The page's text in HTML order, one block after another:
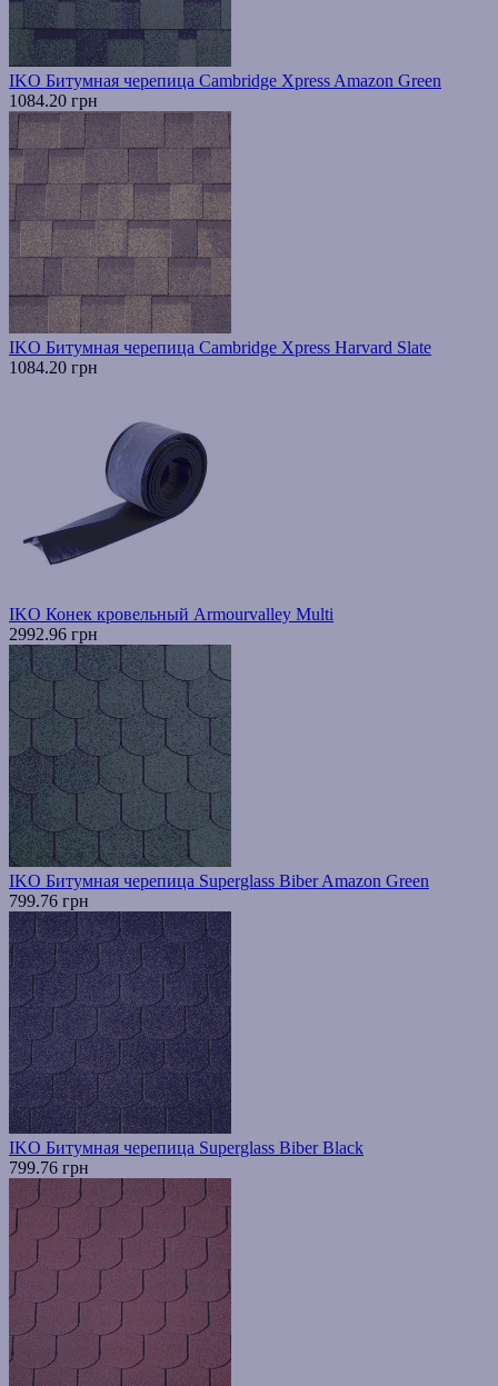
IKO Битумная черепица Cambridge Xpress Amazon Green
1084.20 грн
IKO Битумная черепица Cambridge Xpress Harvard Slate
1084.20 грн
IKO Конек кровельный Armourvalley Multi
2992.96 грн
IKO Битумная черепица Superglass Biber Amazon Green
799.76 грн
IKO Битумная черепица Superglass Biber Black
799.76 грн